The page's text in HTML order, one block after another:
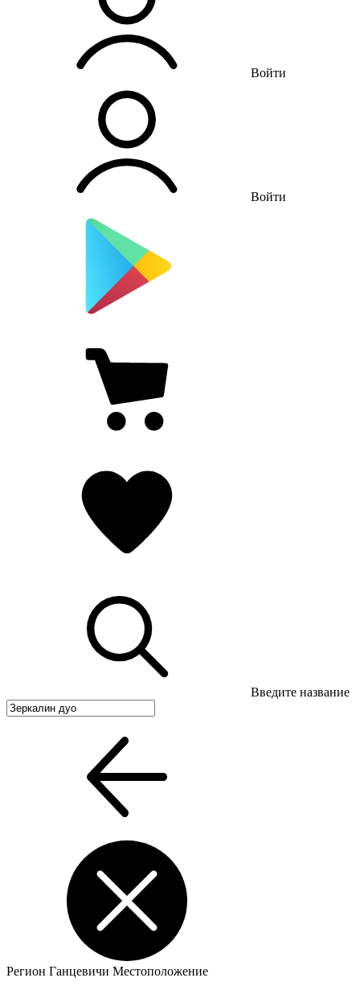
Войти
Войти
Введите название
Регион Ганцевичи Местоположение